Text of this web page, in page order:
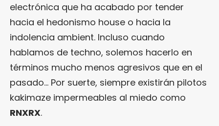
electrónica que ha acabado por tender
hacia el hedonismo house o hacia la
indolencia ambient. Incluso cuando
hablamos de techno, solemos hacerlo en
términos mucho menos agresivos que en el
pasado… Por suerte, siempre existirán pilotos
kakimaze impermeables al miedo como
RNXRX.